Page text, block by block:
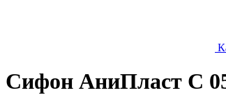
Сифон АниПласт С